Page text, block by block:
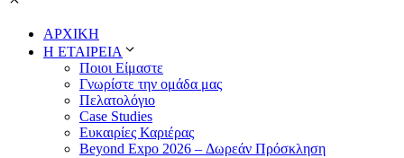
ΑΡΧΙΚΗ
Η ΕΤΑΙΡΕΙΑ
Ποιοι Είμαστε
Γνωρίστε την ομάδα μας
Πελατολόγιο
Case Studies
Ευκαιρίες Καριέρας
Beyond Expo 2026 – Δωρεάν Πρόσκληση